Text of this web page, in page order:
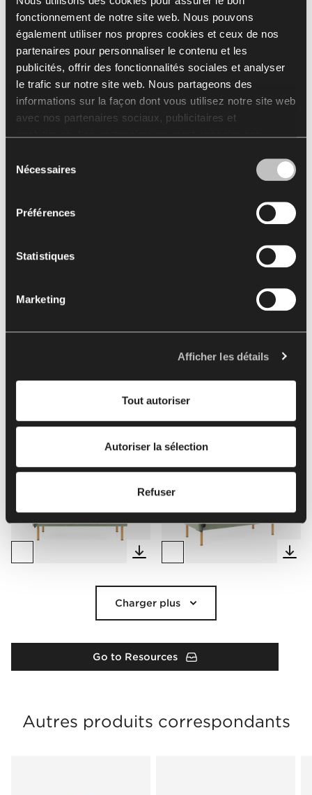
fonctionnement de notre site web. Nous pouvons
également utiliser nos propres cookies et ceux de nos
partenaires pour personnaliser le contenu et les
publicités, offrir des fonctionnalités sociales et analyser
le trafic sur notre site web. Nous partageons des
informations sur la façon dont vous utilisez notre site web
avec nos partenaires sociaux, publicitaires et
analytiques. Les partenaires peuvent associer ces
obtenues lors de l'utilisation de leurs services.
concernant le marketing et les préférences de l’utilisateur
nécessite votre autorisation que vous pouvez donner en
vos accords, cliquez sur « Autoriser la sélection ». Vous
pouvez retirer votre accord/vos accords à tout moment
cookies aux fins susmentionnées est liée au traitement
de vos données à caractère personnel est Nowy Styl sp.
z o.o. Dans certains cas, nos partenaires peuvent
d'informations sur l'utilisation des cookies par nous et
nos partenaires et le traitement de vos données
personnelles, y compris vos droits, veuillez consulter
Nécessaires
Préférences
Statistiques
Marketing
Afficher les détails
Tout autoriser
Autoriser la sélection
Refuser
VL3067 VL6012
Voir toutes les finitions
Téléchargements
Sélectionner tout (12) Effacer la sélection
Charger plus
Go to Resources
Autres produits correspondants